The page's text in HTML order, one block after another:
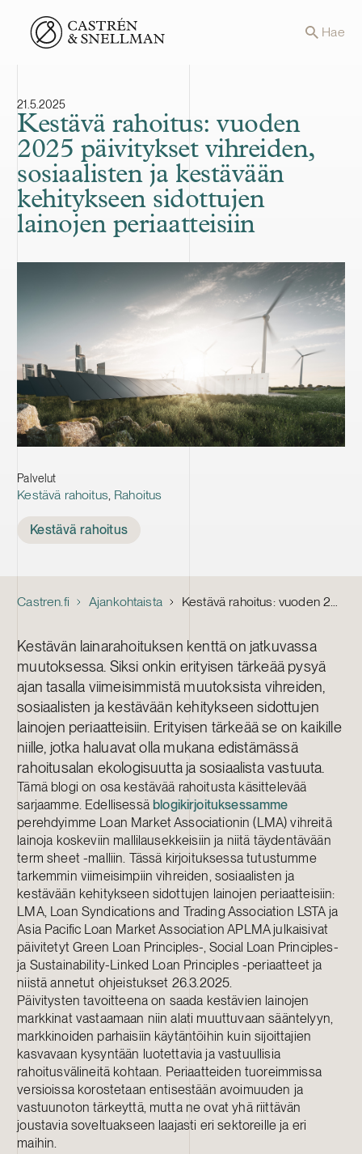
Front page Hae
21.5.2025
Kestävä rahoitus: vuoden
2025 päivitykset vihreiden,
sosiaalisten ja kestävään
kehitykseen sidottujen
lainojen periaatteisiin
Palvelut
Kestävä rahoitus, Rahoitus
Kestävä rahoitus
Castren.fi Ajankohtaista Kestävä rahoitus: vuoden 2025 päivitykset vihreiden, sosiaalisten ja kestävään kehitykseen sidottujen lainojen periaatteisiin
Kestävän lainarahoituksen kenttä on jatkuvassa
muutoksessa. Siksi onkin erityisen tärkeää pysyä
ajan tasalla viimeisimmistä muutoksista vihreiden,
sosiaalisten ja kestävään kehitykseen sidottujen
lainojen periaatteisiin. Erityisen tärkeää se on kaikille
niille, jotka haluavat olla mukana edistämässä
rahoitusalan ekologisuutta ja sosiaalista vastuuta.
Tämä blogi on osa kestävää rahoitusta käsittelevää
sarjaamme. Edellisessä blogikirjoituksessamme
perehdyimme Loan Market Associationin (LMA) vihreitä
lainoja koskeviin mallilausekkeisiin ja niitä täydentävään
term sheet -malliin. Tässä kirjoituksessa tutustumme
tarkemmin viimeisimpiin vihreiden, sosiaalisten ja
kestävään kehitykseen sidottujen lainojen periaatteisiin:
LMA, Loan Syndications and Trading Association LSTA ja
Asia Pacific Loan Market Association APLMA julkaisivat
päivitetyt Green Loan Principles-, Social Loan Principles-
ja Sustainability-Linked Loan Principles -periaatteet ja
niistä annetut ohjeistukset 26.3.2025.
Päivitysten tavoitteena on saada kestävien lainojen
markkinat vastaamaan niin alati muuttuvaan sääntelyyn,
markkinoiden parhaisiin käytäntöihin kuin sijoittajien
kasvavaan kysyntään luotettavia ja vastuullisia
rahoitusvälineitä kohtaan. Periaatteiden tuoreimmissa
versioissa korostetaan entisestään avoimuuden ja
vastuunoton tärkeyttä, mutta ne ovat yhä riittävän
joustavia soveltuakseen laajasti eri sektoreille ja eri
maihin.